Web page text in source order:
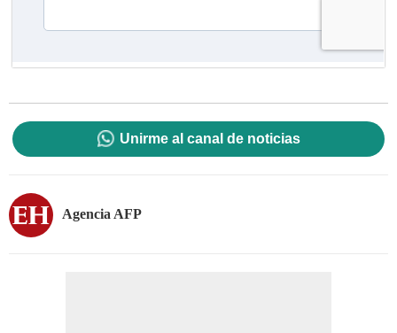
Unirme al canal de noticias
Agencia AFP